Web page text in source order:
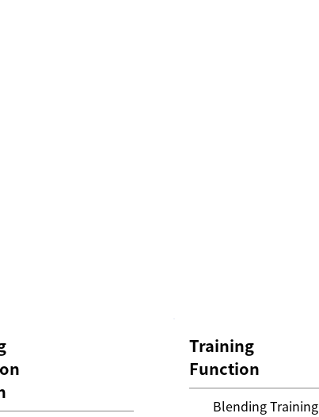
Training
Function
Blending Training